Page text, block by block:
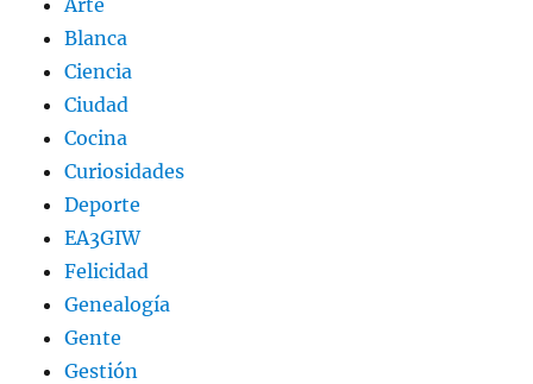
Blanca
Ciencia
Ciudad
Cocina
Curiosidades
Deporte
EA3GIW
Felicidad
Genealogía
Gente
Gestión